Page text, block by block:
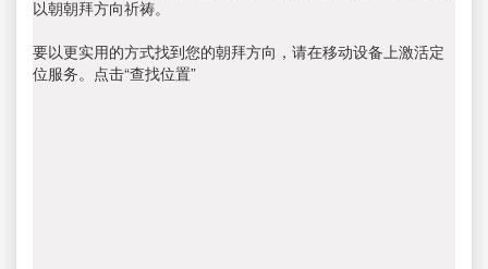
以朝朝拜方向祈祷。
要以更实用的方式找到您的朝拜方向，请在移动设备上激活定
位服务。点击“查找位置”